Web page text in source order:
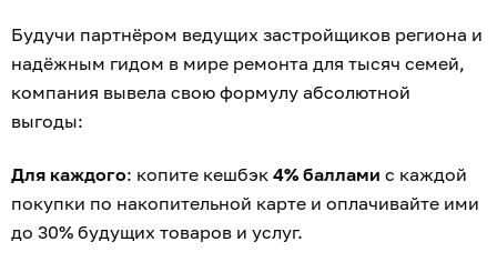
Будучи партнёром ведущих застройщиков региона и
надёжным гидом в мире ремонта для тысяч семей,
компания вывела свою формулу абсолютной
выгоды:
Для каждого: копите кешбэк 4% баллами с каждой
покупки по накопительной карте и оплачивайте ими
до 30% будущих товаров и услуг.